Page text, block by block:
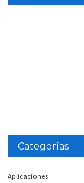
Categorías
Aplicaciones